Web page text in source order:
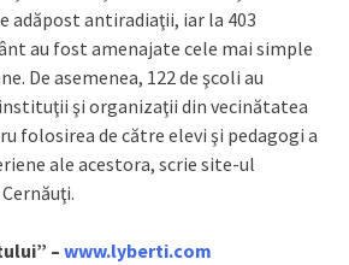
adăpost antiradiaţii, iar la 403
au fost amenajate cele mai simple
De asemenea, 122 de şcoli au
şi organizaţii din vecinătatea
folosirea de către elevi şi pedagogi a
ale acestora, scrie site-ul
– www.lyberti.com